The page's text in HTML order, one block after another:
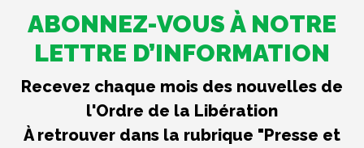
ABONNEZ-VOUS À NOTRE
LETTRE D’INFORMATION
Recevez chaque mois des nouvelles de
l'Ordre de la Libération
À retrouver dans la rubrique "Presse et